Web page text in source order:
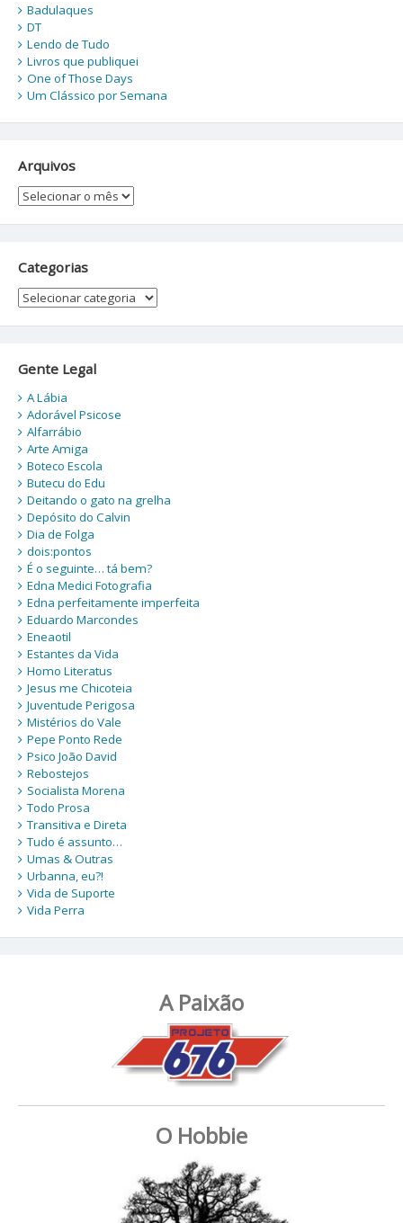
Badulaques
DT
Lendo de Tudo
Livros que publiquei
One of Those Days
Um Clássico por Semana
Arquivos
Arquivos
Categorias
Categorias
Gente Legal
A Lábia
Adorável Psicose
Alfarrábio
Arte Amiga
Boteco Escola
Butecu do Edu
Deitando o gato na grelha
Depósito do Calvin
Dia de Folga
dois:pontos
É o seguinte… tá bem?
Edna Medici Fotografia
Edna perfeitamente imperfeita
Eduardo Marcondes
Eneaotil
Estantes da Vida
Homo Literatus
Jesus me Chicoteia
Juventude Perigosa
Mistérios do Vale
Pepe Ponto Rede
Psico João David
Rebostejos
Socialista Morena
Todo Prosa
Transitiva e Direta
Tudo é assunto…
Umas & Outras
Urbanna, eu?!
Vida de Suporte
Vida Perra
A Paixão
O Hobbie